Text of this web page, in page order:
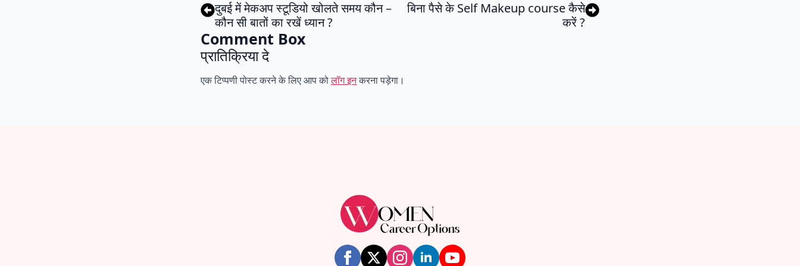
दुबई में मेकअप स्टूडियो खोलते समय कौन –
कौन सी बातों का रखें ध्यान ?
बिना पैसे के Self Makeup course कैसे
करें ?
Comment Box
प्रातिक्रिया दे
एक टिप्पणी पोस्ट करने के लिए आप कोलॉग इनकरना पड़ेगा।